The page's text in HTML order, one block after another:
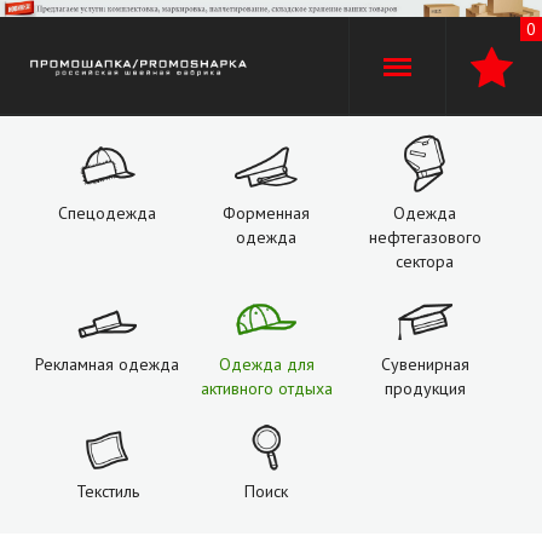
0
529-74-02
+7 (920) 110-30-00
Производство
Спецодежда
Форменная
одежда
Одежда
нефтегазового
сектора
Рекламная одежда
Одежда для
активного отдыха
Сувенирная
продукция
Текстиль Поиск